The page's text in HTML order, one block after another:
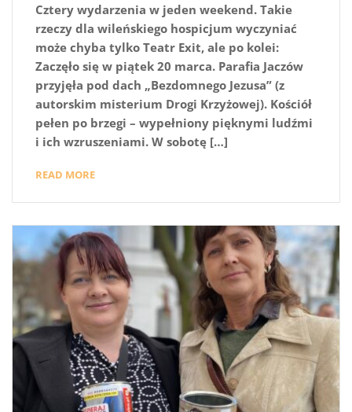
Cztery wydarzenia w jeden weekend. Takie
rzeczy dla wileńskiego hospicjum wyczyniać
może chyba tylko Teatr Exit, ale po kolei:
Zaczęło się w piątek 20 marca. Parafia Jaczów
przyjęła pod dach „Bezdomnego Jezusa” (z
autorskim misterium Drogi Krzyżowej). Kościół
pełen po brzegi – wypełniony pięknymi ludźmi
i ich wzruszeniami. W sobotę […]
READ MORE